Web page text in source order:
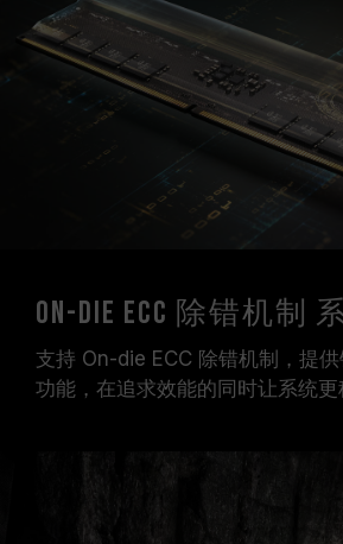
On-Die ECC 除错机制
支持 On-die ECC 除错机制，提供
功能，在追求效能的同时让系统更